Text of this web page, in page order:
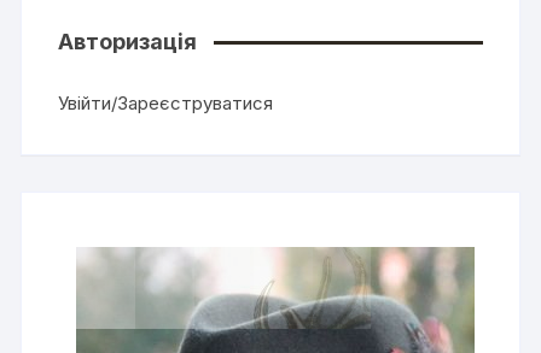
Авторизація
Увійти/Зареєструватися